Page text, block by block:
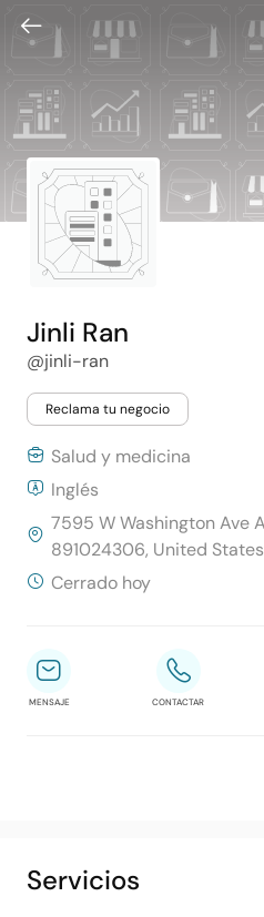
Jinli Ran
@jinli-ran
Reclama tu negocio
Salud y medicina
Inglés
7595 W Washington Ave
891024306, United States
Cerrado hoy
MENSAJE CONTACTAR
Servicios